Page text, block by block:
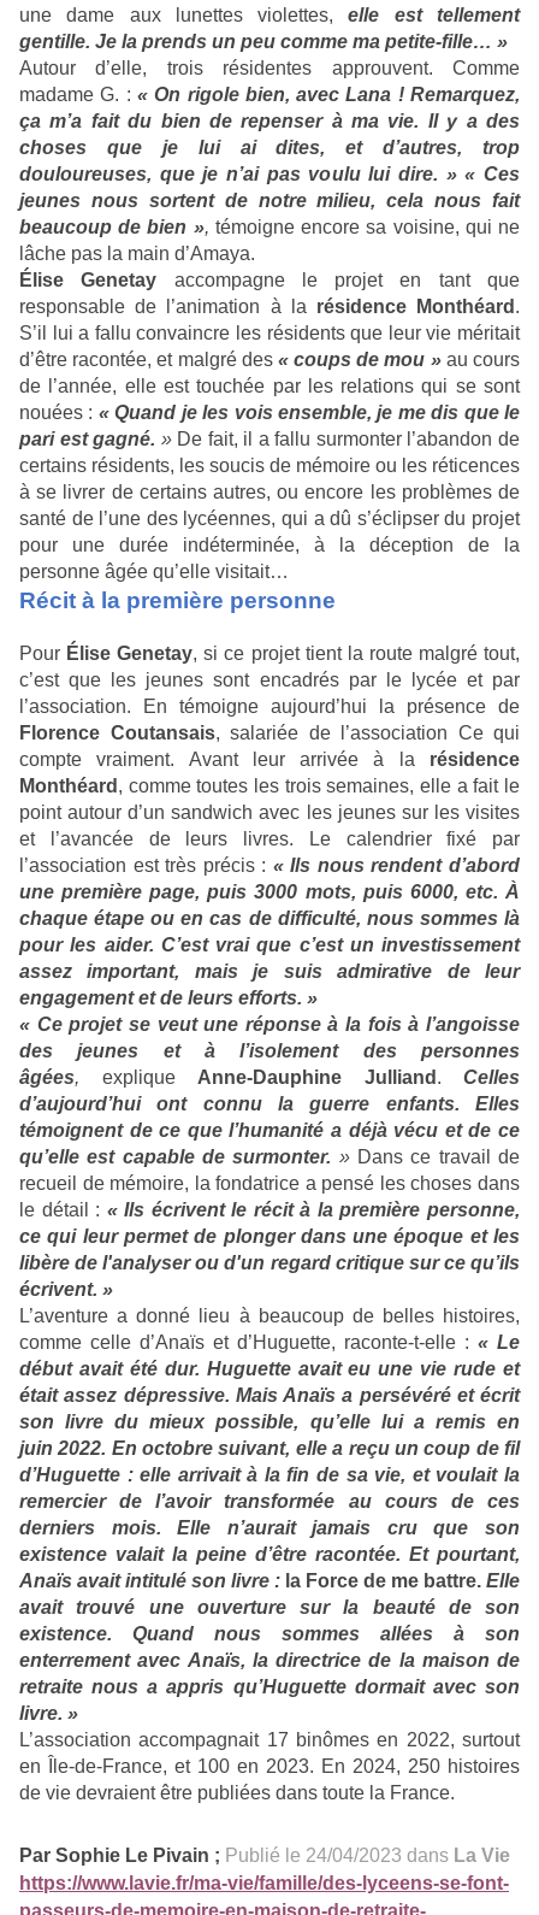
une dame aux lunettes violettes,elle est tellement
gentille. Je la prends un peu comme ma petite-fille… »
Autour d’elle, trois résidentes approuvent. Comme
madame G. : « On rigole bien, avec Lana ! Remarquez,
ça m’a fait du bien de repenser à ma vie. Il y a des
choses que je lui ai dites, et d’autres, trop
douloureuses, que je n’ai pas voulu lui dire. » « Ces
jeunes nous sortent de notre milieu, cela nous fait
beaucoup de bien », témoigne encore sa voisine, qui ne
lâche pas la main d’Amaya.
Élise Genetay accompagne le projet en tant que
responsable de l’animation à la résidence Monthéard .
S’il lui a fallu convaincre les résidents que leur vie méritait
d’être racontée, et malgré des « coups de mou »au cours
de l’année, elle est touchée par les relations qui se sont
nouées : « Quand je les vois ensemble, je me dis que le
pari est gagné. »De fait, il a fallu surmonter l’abandon de
certains résidents, les soucis de mémoire ou les réticences
à se livrer de certains autres, ou encore les problèmes de
santé de l’une des lycéennes, qui a dû s’éclipser du projet
pour une durée indéterminée, à la déception de la
personne âgée qu’elle visitait…
Récit à la première personne
Pour Élise Genetay, si ce projet tient la route malgré tout,
c’est que les jeunes sont encadrés par le lycée et par
l’association. En témoigne aujourd’hui la présence de
Florence Coutansais, salariée de l’association Ce qui
compte vraiment. Avant leur arrivée à la résidence
Monthéard , comme toutes les trois semaines, elle a fait le
point autour d’un sandwich avec les jeunes sur les visites
et l’avancée de leurs livres. Le calendrier fixé par
l’association est très précis : « Ils nous rendent d’abord
une première page, puis 3000 mots, puis 6000, etc. À
chaque étape ou en cas de difficulté, nous sommes là
pour les aider. C’est vrai que c’est un investissement
assez important, mais je suis admirative de leur
engagement et de leurs efforts. »
« Ce projet se veut une réponse à la fois à l’angoisse
des jeunes et à l’isolement des personnes
âgées, explique Anne-Dauphine Julliand .
Celles
d’aujourd’hui ont connu la guerre enfants. Elles
témoignent de ce que l’humanité a déjà vécu et de ce
qu’elle est capable de surmonter. »Dans ce travail de
recueil de mémoire, la fondatrice a pensé les choses dans
le détail : « Ils écrivent le récit à la première personne,
ce qui leur permet de plonger dans une époque et les
libère de l'analyser ou d'un regard critique sur ce qu’ils
écrivent. »
L’aventure a donné lieu à beaucoup de belles histoires,
comme celle d’Anaïs et d’Huguette, raconte-t-elle : « Le
début avait été dur. Huguette avait eu une vie rude et
était assez dépressive. Mais Anaïs a persévéré et écrit
son livre du mieux possible, qu’elle lui a remis en
juin 2022. En octobre suivant, elle a reçu un coup de fil
d’Huguette : elle arrivait à la fin de sa vie, et voulait la
remercier de l’avoir transformée au cours de ces
derniers mois. Elle n’aurait jamais cru que son
existence valait la peine d’être racontée. Et pourtant,
Anaïs avait intitulé son livre : la Force de me battre. Elle
avait trouvé une ouverture sur la beauté de son
existence. Quand nous sommes allées à son
enterrement avec Anaïs, la directrice de la maison de
retraite nous a appris qu’Huguette dormait avec son
livre. »
L’association accompagnait 17 binômes en 2022, surtout
en Île-de-France, et 100 en 2023. En 2024, 250 histoires
de vie devraient être publiées dans toute la France.
Par Sophie Le Pivain ; Publié le 24/04/2023 dans La Vie
https://www.lavie.fr/ma-vie/famille/des-lyceens-se-font-